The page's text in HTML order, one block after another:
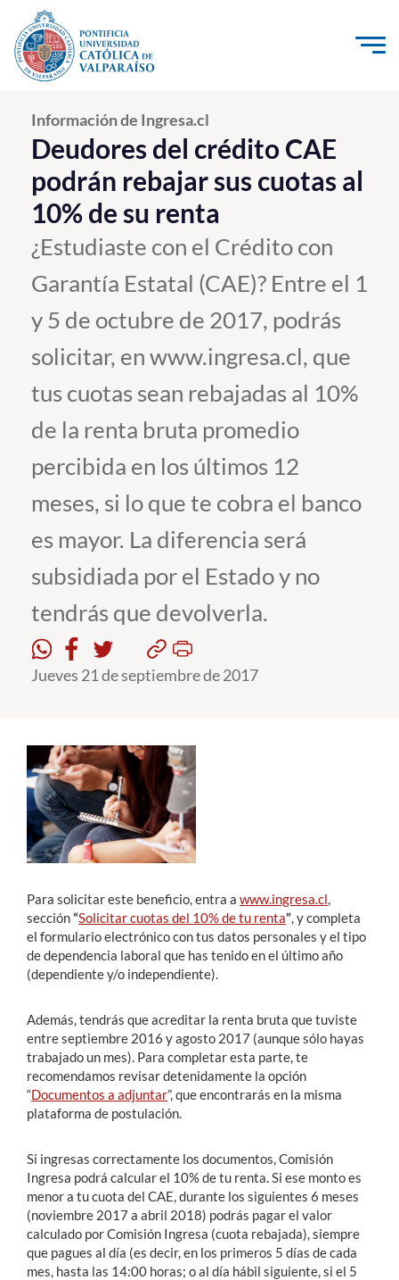
Click acá para ir directamente al contenido
La Universidad
Investigación, Creación e Innovación
PUCV Internacional
Vinculación con el Medio
Admisión
Pregrado
Postgrado
Formación Continua
Académicos
Funcionarios
Alumni
English
Información de Ingresa.cl
Deudores del crédito CAE
podrán rebajar sus cuotas al
10% de su renta
¿Estudiaste con el Crédito con
Garantía Estatal (CAE)? Entre el 1
y 5 de octubre de 2017, podrás
solicitar, en www.ingresa.cl, que
tus cuotas sean rebajadas al 10%
de la renta bruta promedio
percibida en los últimos 12
meses, si lo que te cobra el banco
es mayor. La diferencia será
subsidiada por el Estado y no
tendrás que devolverla.
Jueves 21 de septiembre de 2017
Para solicitar este beneficio, entra a www.ingresa.cl,
sección“Solicitar cuotas del 10% de tu renta”, y completa
el formulario electrónico con tus datos personales y el tipo
de dependencia laboral que has tenido en el último año
(dependiente y/o independiente).
Además, tendrás que acreditar la renta bruta que tuviste
entre septiembre 2016 y agosto 2017 (aunque sólo hayas
trabajado un mes). Para completar esta parte, te
recomendamos revisar detenidamente la opción
“Documentos a adjuntar”, que encontrarás en la misma
plataforma de postulación.
Si ingresas correctamente los documentos, Comisión
Ingresa podrá calcular el 10% de tu renta. Si ese monto es
menor a tu cuota del CAE, durante los siguientes 6 meses
(noviembre 2017 a abril 2018) podrás pagar el valor
calculado por Comisión Ingresa (cuota rebajada), siempre
que pagues al día (es decir, en los primeros 5 días de cada
mes, hasta las 14:00 horas; o al día hábil siguiente, si el 5